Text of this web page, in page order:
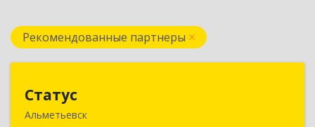
Рекомендованные партнеры
Статус
Альметьевск
423450, Татарстан Респ, Альметьевск г, Мира